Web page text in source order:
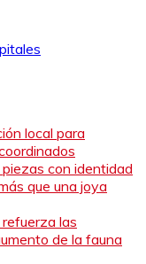
local para
con identidad
que una joya
las
de la fauna